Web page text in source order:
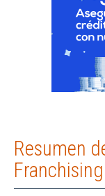
Resumen